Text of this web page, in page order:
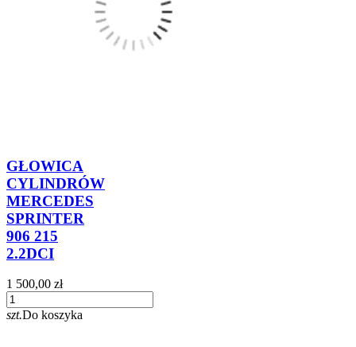
GŁOWICA
CYLINDRÓW
MERCEDES
SPRINTER
906 215
2.2DCI
1 500,00 zł
szt.Do koszyka